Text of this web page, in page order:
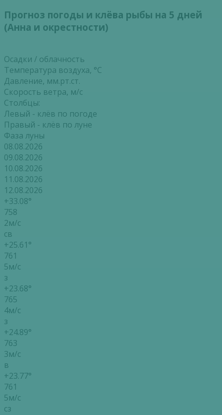
Прогноз погоды и клёва рыбы на 5 дней
(Анна и окрестности)
Осадки / облачность
Температура воздуха, °С
Давление, мм.рт.ст.
Скорость ветра, м/с
Столбцы:
Левый - клёв по погоде
Правый - клёв по луне
Фаза луны
08.08.2026
09.08.2026
10.08.2026
11.08.2026
12.08.2026
+33.08°
758
2м/с
св
+25.61°
761
5м/с
з
+23.68°
765
4м/с
з
+24.89°
763
3м/с
в
+23.77°
761
5м/с
сз